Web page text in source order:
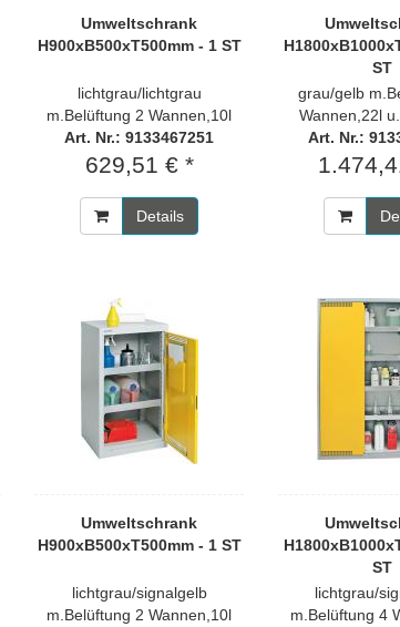
Umweltschrank
H900xB500xT500mm - 1 ST
lichtgrau/lichtgrau
m.Belüftung 2 Wannen,10l
Art. Nr.: 9133467251
629,51 € *
Details
ST
grau/gelb
Wannen,22l
Art. Nr.:
Umweltschrank
H900xB500xT500mm - 1 ST
lichtgrau/signalgelb
m.Belüftung 2 Wannen,10l
ST
lichtgrau/
m.Belüftung 4